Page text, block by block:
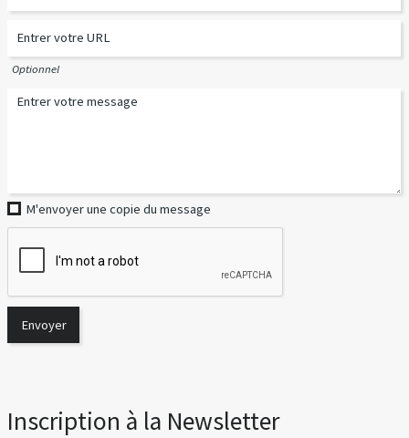
Optionnel
M'envoyer une copie du message
Inscription à la Newsletter